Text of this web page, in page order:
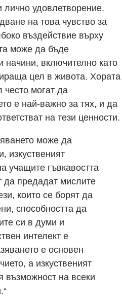
лично удовлетворение.
на това чувство за
въздействие върху
може да бъде
включително като
цел в живота. Хората
често могат да
е най-важно за тях, и да
на тези ценности.
може да
изкуственият
учащите гъвкавостта
да предадат мислите
които се борят да
способността да
си в думи и
интелект е
е основен
а изкуственият
възможност на всеки